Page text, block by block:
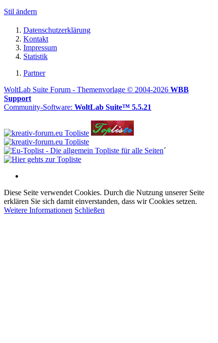
Stil ändern
Datenschutzerklärung
Kontakt
Impressum
Statistik
Partner
WoltLab Suite Forum - Themenvorlage © 2004-2026 WBB
Support
Community-Software: WoltLab Suite™ 5.5.21
´
Diese Seite verwendet Cookies. Durch die Nutzung unserer Seite
erklären Sie sich damit einverstanden, dass wir Cookies setzen.
Weitere Informationen Schließen